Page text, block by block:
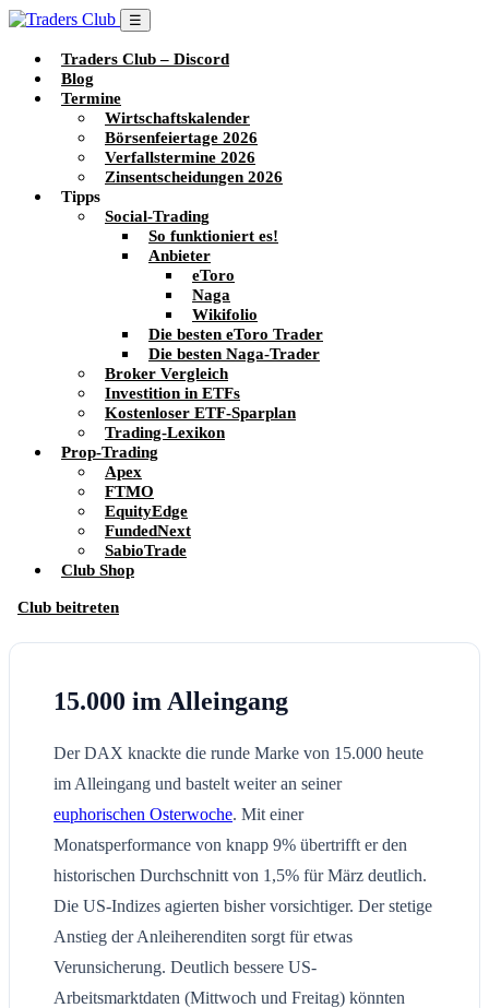
☰
Traders Club – Discord
Blog
Termine
Wirtschaftskalender
Börsenfeiertage 2026
Verfallstermine 2026
Zinsentscheidungen 2026
Tipps
Social-Trading
So funktioniert es!
Anbieter
eToro
Naga
Wikifolio
Die besten eToro Trader
Die besten Naga-Trader
Broker Vergleich
Investition in ETFs
Kostenloser ETF-Sparplan
Trading-Lexikon
Prop-Trading
Apex
FTMO
EquityEdge
FundedNext
SabioTrade
Club Shop
Club beitreten
15.000 im Alleingang
Der DAX knackte die runde Marke von 15.000 heute
im Alleingang und bastelt weiter an seiner
euphorischen Osterwoche. Mit einer
Monatsperformance von knapp 9% übertrifft er den
historischen Durchschnitt von 1,5% für März deutlich.
Die US-Indizes agierten bisher vorsichtiger. Der stetige
Anstieg der Anleiherenditen sorgt für etwas
Verunsicherung. Deutlich bessere US-
Arbeitsmarktdaten (Mittwoch und Freitag) könnten